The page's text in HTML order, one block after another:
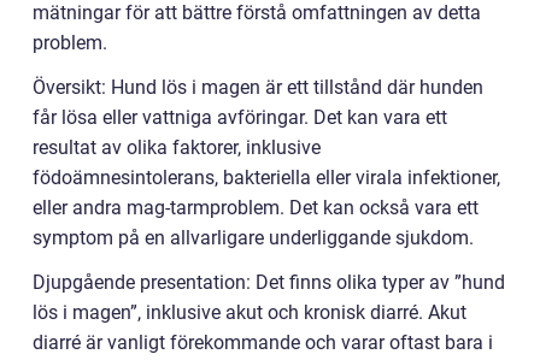
mätningar för att bättre förstå omfattningen av detta
problem.
Översikt: Hund lös i magen är ett tillstånd där hunden
får lösa eller vattniga avföringar. Det kan vara ett
resultat av olika faktorer, inklusive
födoämnesintolerans, bakteriella eller virala infektioner,
eller andra mag-tarmproblem. Det kan också vara ett
symptom på en allvarligare underliggande sjukdom.
Djupgående presentation: Det finns olika typer av ”hund
lös i magen”, inklusive akut och kronisk diarré. Akut
diarré är vanligt förekommande och varar oftast bara i